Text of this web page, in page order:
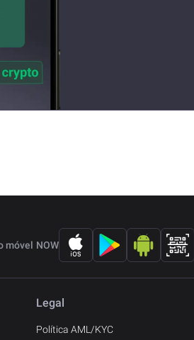
móvel NOW
Legal
Política AML/KYC